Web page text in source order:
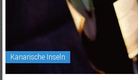
Kanarische Inseln